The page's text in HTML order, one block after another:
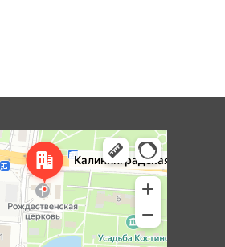
транспорт, навигация, поиск мест